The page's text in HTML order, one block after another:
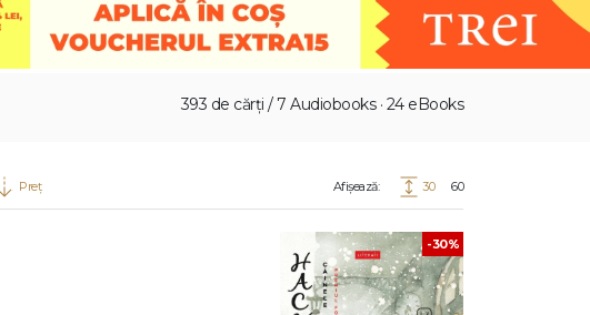
393 de cărți / 7 Audiobooks · 24 eBooks
Preț Afișează: 30 60
-30%